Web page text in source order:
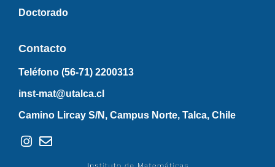
Doctorado
Contacto
Teléfono (56-71) 2200313
inst-mat@utalca.cl
Camino Lircay S/N, Campus Norte, Talca, Chile